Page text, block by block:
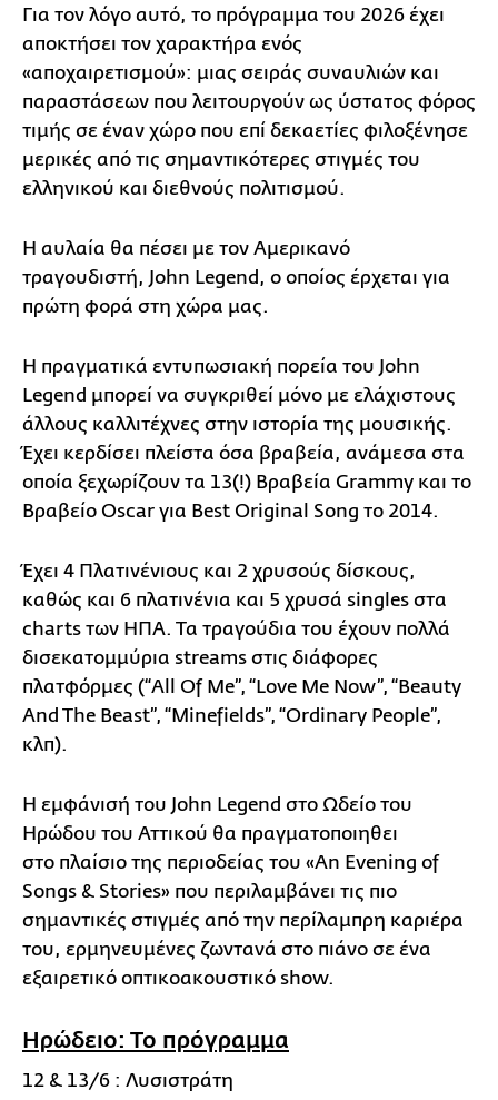
Για τον λόγο αυτό, το πρόγραμμα του 2026 έχει
αποκτήσει τον χαρακτήρα ενός
«αποχαιρετισμού»: μιας σειράς συναυλιών και
παραστάσεων που λειτουργούν ως ύστατος φόρος
τιμής σε έναν χώρο που επί δεκαετίες φιλοξένησε
μερικές από τις σημαντικότερες στιγμές του
ελληνικού και διεθνούς πολιτισμού.
Η αυλαία θα πέσει με τον Αμερικανό
τραγουδιστή, John Legend, ο οποίος έρχεται για
πρώτη φορά στη χώρα μας.
Η πραγματικά εντυπωσιακή πορεία του John
Legend μπορεί να συγκριθεί μόνο με ελάχιστους
άλλους καλλιτέχνες στην ιστορία της μουσικής.
Έχει κερδίσει πλείστα όσα βραβεία, ανάμεσα στα
οποία ξεχωρίζουν τα 13(!) Βραβεία Grammy και το
Βραβείο Oscar για Best Original Song το 2014.
Έχει 4 Πλατινένιους και 2 χρυσούς δίσκους,
καθώς και 6 πλατινένια και 5 χρυσά singles στα
charts των ΗΠΑ. Τα τραγούδια του έχουν πολλά
δισεκατομμύρια streams στις διάφορες
πλατφόρμες (“All Of Me”, “Love Me Now”, “Beauty
And The Beast”, “Minefields”, “Ordinary People”,
κλπ).
H εμφάνισή του John Legend στο Ωδείο του
Ηρώδου του Αττικού θα πραγματοποιηθει
στο πλαίσιο της περιοδείας του «An Evening of
Songs & Stories» που περιλαμβάνει τις πιο
σημαντικές στιγμές από την περίλαμπρη καριέρα
του, ερμηνευμένες ζωντανά στο πιάνο σε ένα
εξαιρετικό οπτικοακουστικό show.
Ηρώδειο: Το πρόγραμμα
12 & 13/6 : Λυσιστράτη